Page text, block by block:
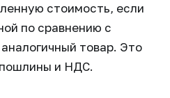
стоимость, если
по сравнению с
товар. Это
и НДС.